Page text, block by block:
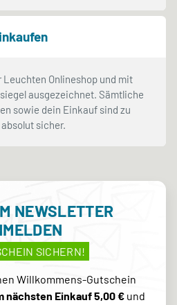
Onlineshop und mit
ausgezeichnet. Sämtliche
sowie dein Einkauf sind zu
sicher.
NEWSLETTER
SICHERN!
Willkommens-Gutschein
nächsten Einkauf 5,00 €und